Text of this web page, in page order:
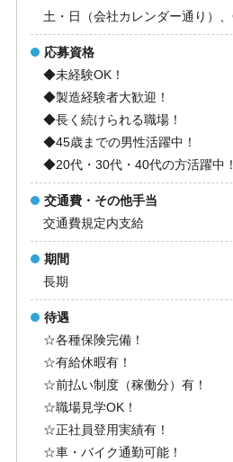
土・日（会社カレンダー通り）
応募資格
◆未経験OK！
◆製造経験者大歓迎！
◆長く続けられる職場！
◆45歳までの男性活躍中！
◆20代・30代・40代の方活躍中！
交通費・その他手当
交通費規定内支給
期間
長期
待遇
☆各種保険完備！
☆有給休暇有！
☆前払い制度（稼働分）有！
☆職場見学OK！
☆正社員登用実績有！
☆車・バイク通勤可能！